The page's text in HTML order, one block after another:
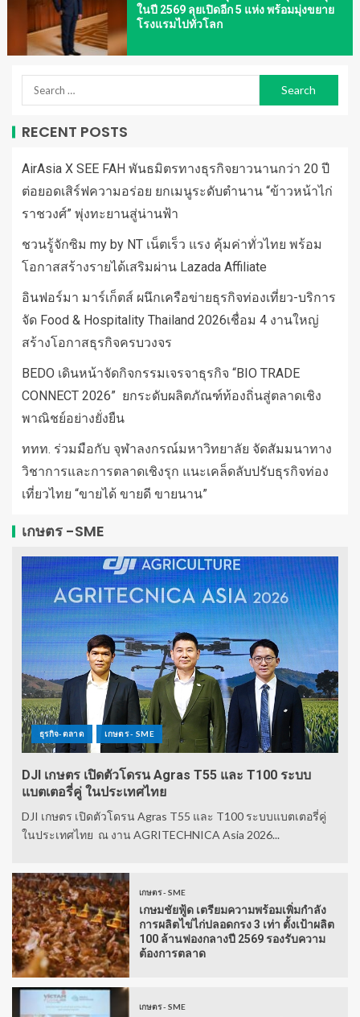
ในปี 2569 ลุยเปิดอีก 5 แห่ง พร้อมมุ่งขยาย
โรงแรมไปทั่วโลก
RECENT POSTS
AirAsia X SEE FAH พันธมิตรทางธุรกิจยาวนานกว่า 20 ปี
ต่อยอดเสิร์ฟความอร่อย ยกเมนูระดับตำนาน “ข้าวหน้าไก่
ราชวงศ์” พุ่งทะยานสู่น่านฟ้า
ชวนรู้จักซิม my by NT เน็ตเร็ว แรง คุ้มค่าทั่วไทย พร้อม
โอกาสสร้างรายได้เสริมผ่าน Lazada Affiliate
อินฟอร์มา มาร์เก็ตส์ ผนึกเครือข่ายธุรกิจท่องเที่ยว-บริการ
จัด Food & Hospitality Thailand 2026เชื่อม 4 งานใหญ่
สร้างโอกาสธุรกิจครบวงจร
BEDO เดินหน้าจัดกิจกรรมเจรจาธุรกิจ “BIO TRADE
CONNECT 2026” ยกระดับผลิตภัณฑ์ท้องถิ่นสู่ตลาดเชิง
พาณิชย์อย่างยั่งยืน
ททท. ร่วมมือกับ จุฬาลงกรณ์มหาวิทยาลัย จัดสัมมนาทาง
วิชาการและการตลาดเชิงรุก แนะเคล็ดลับปรับธุรกิจท่อง
เที่ยวไทย “ขายได้ ขายดี ขายนาน”
เกษตร -SME
ธุรกิจ-ตลาด เกษตร - SME
DJI เกษตร เปิดตัวโดรน Agras T55 และ T100 ระบบ
แบตเตอรี่คู่ ในประเทศไทย
DJI เกษตร เปิดตัวโดรน Agras T55 และ T100 ระบบแบตเตอรี่คู่
ในประเทศไทย ณ งาน AGRITECHNICA Asia 2026...
เกษตร - SME
เกษมชัยฟู้ด เตรียมความพร้อมเพิ่มกำลัง
การผลิตไข่ไก่ปลอดกรง 3 เท่า ตั้งเป้าผลิต
100 ล้านฟองกลางปี 2569 รองรับความ
ต้องการตลาด
เกษตร - SME